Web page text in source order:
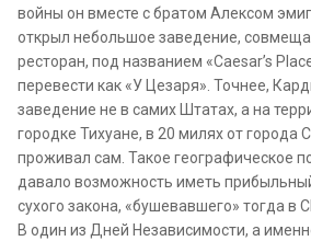
войны он вместе с братом Алексом
открыл небольшое заведение,
ресторан, под названием «Caesar’s
перевести как «У Цезаря». Точнее,
заведение не в самих Штатах, а на
городке Тихуане, в 20 милях от города
проживал сам. Такое географическое
давало возможность иметь
сухого закона, «бушевавшего» тогда в
В один из Дней Независимости, а